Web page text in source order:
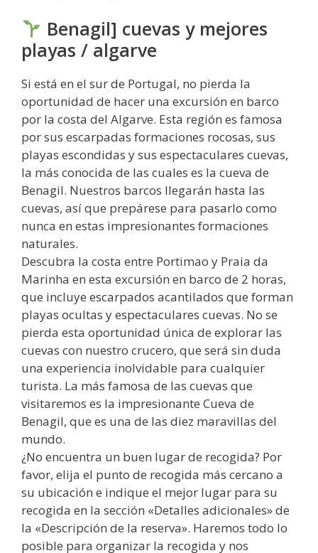
Benagil] cuevas y mejores
playas / algarve
Si está en el sur de Portugal, no pierda la
oportunidad de hacer una excursión en barco
por la costa del Algarve. Esta región es famosa
por sus escarpadas formaciones rocosas, sus
playas escondidas y sus espectaculares cuevas,
la más conocida de las cuales es la cueva de
Benagil. Nuestros barcos llegarán hasta las
cuevas, así que prepárese para pasarlo como
nunca en estas impresionantes formaciones
naturales.
Descubra la costa entre Portimao y Praia da
Marinha en esta excursión en barco de 2 horas,
que incluye escarpados acantilados que forman
playas ocultas y espectaculares cuevas. No se
pierda esta oportunidad única de explorar las
cuevas con nuestro crucero, que será sin duda
una experiencia inolvidable para cualquier
turista. La más famosa de las cuevas que
visitaremos es la impresionante Cueva de
Benagil, que es una de las diez maravillas del
mundo.
¿No encuentra un buen lugar de recogida? Por
favor, elija el punto de recogida más cercano a
su ubicación e indique el mejor lugar para su
recogida en la sección «Detalles adicionales» de
la «Descripción de la reserva». Haremos todo lo
posible para organizar la recogida y nos